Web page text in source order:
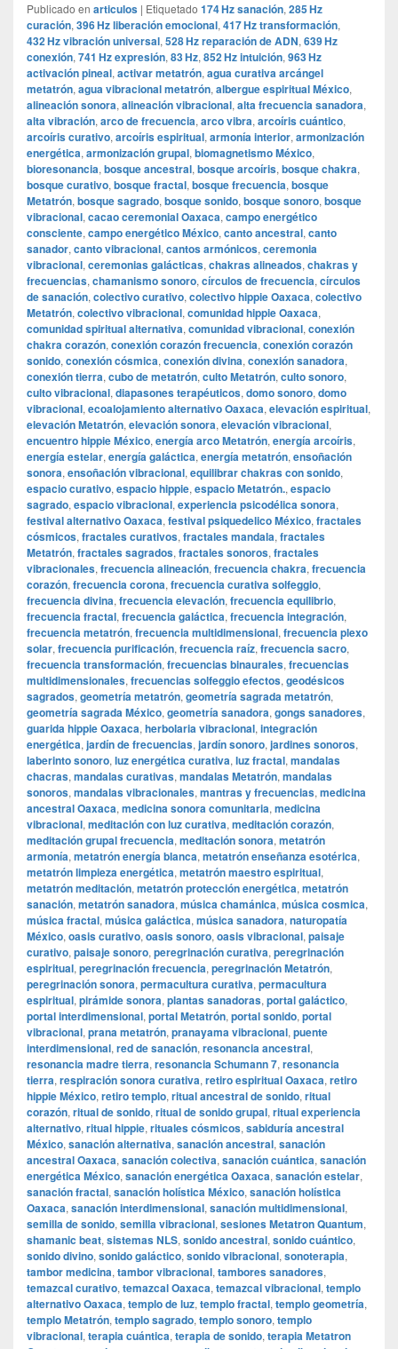
Publicado en articulos | Etiquetado 174 Hz sanación, 285 Hz
curación, 396 Hz liberación emocional, 417 Hz transformación,
432 Hz vibración universal, 528 Hz reparación de ADN, 639 Hz
conexión, 741 Hz expresión, 83 Hz, 852 Hz intuición, 963 Hz
activación pineal, activar metatrón, agua curativa arcángel
metatrón, agua vibracional metatrón, albergue espiritual México,
alineación sonora, alineación vibracional, alta frecuencia sanadora,
alta vibración, arco de frecuencia, arco vibra, arcoíris cuántico,
arcoíris curativo, arcoíris espiritual, armonía interior, armonización
energética, armonización grupal, biomagnetismo México,
bioresonancia, bosque ancestral, bosque arcoíris, bosque chakra,
bosque curativo, bosque fractal, bosque frecuencia, bosque
Metatrón, bosque sagrado, bosque sonido, bosque sonoro, bosque
vibracional, cacao ceremonial Oaxaca, campo energético
consciente, campo energético México, canto ancestral, canto
sanador, canto vibracional, cantos armónicos, ceremonia
vibracional, ceremonias galácticas, chakras alineados, chakras y
frecuencias, chamanismo sonoro, círculos de frecuencia, círculos
de sanación, colectivo curativo, colectivo hippie Oaxaca, colectivo
Metatrón, colectivo vibracional, comunidad hippie Oaxaca,
comunidad spiritual alternativa, comunidad vibracional, conexión
chakra corazón, conexión corazón frecuencia, conexión corazón
sonido, conexión cósmica, conexión divina, conexión sanadora,
conexión tierra, cubo de metatrón, culto Metatrón, culto sonoro,
culto vibracional, diapasones terapéuticos, domo sonoro, domo
vibracional, ecoalojamiento alternativo Oaxaca, elevación espiritual,
elevación Metatrón, elevación sonora, elevación vibracional,
encuentro hippie México, energía arco Metatrón, energía arcoíris,
energía estelar, energía galáctica, energía metatrón, ensoñación
sonora, ensoñación vibracional, equilibrar chakras con sonido,
espacio curativo, espacio hippie, espacio Metatrón., espacio
sagrado, espacio vibracional, experiencia psicodélica sonora,
festival alternativo Oaxaca, festival psiquedelico México, fractales
cósmicos, fractales curativos, fractales mandala, fractales
Metatrón, fractales sagrados, fractales sonoros, fractales
vibracionales, frecuencia alineación, frecuencia chakra, frecuencia
corazón, frecuencia corona, frecuencia curativa solfeggio,
frecuencia divina, frecuencia elevación, frecuencia equilibrio,
frecuencia fractal, frecuencia galáctica, frecuencia integración,
frecuencia metatrón, frecuencia multidimensional, frecuencia plexo
solar, frecuencia purificación, frecuencia raíz, frecuencia sacro,
frecuencia transformación, frecuencias binaurales, frecuencias
multidimensionales, frecuencias solfeggio efectos, geodésicos
sagrados, geometría metatrón, geometría sagrada metatrón,
geometría sagrada México, geometría sanadora, gongs sanadores,
guarida hippie Oaxaca, herbolaria vibracional, integración
energética, jardín de frecuencias, jardín sonoro, jardines sonoros,
laberinto sonoro, luz energética curativa, luz fractal, mandalas
chacras, mandalas curativas, mandalas Metatrón, mandalas
sonoros, mandalas vibracionales, mantras y frecuencias, medicina
ancestral Oaxaca, medicina sonora comunitaria, medicina
vibracional, meditación con luz curativa, meditación corazón,
meditación grupal frecuencia, meditación sonora, metatrón
armonía, metatrón energía blanca, metatrón enseñanza esotérica,
metatrón limpieza energética, metatrón maestro espiritual,
metatrón meditación, metatrón protección energética, metatrón
sanación, metatrón sanadora, música chamánica, música cosmica,
música fractal, música galáctica, música sanadora, naturopatía
México, oasis curativo, oasis sonoro, oasis vibracional, paisaje
curativo, paisaje sonoro, peregrinación curativa, peregrinación
espiritual, peregrinación frecuencia, peregrinación Metatrón,
peregrinación sonora, permacultura curativa, permacultura
espiritual, pirámide sonora, plantas sanadoras, portal galáctico,
portal interdimensional, portal Metatrón, portal sonido, portal
vibracional, prana metatrón, pranayama vibracional, puente
interdimensional, red de sanación, resonancia ancestral,
resonancia madre tierra, resonancia Schumann 7, resonancia
tierra, respiración sonora curativa, retiro espiritual Oaxaca, retiro
hippie México, retiro templo, ritual ancestral de sonido, ritual
corazón, ritual de sonido, ritual de sonido grupal, ritual experiencia
alternativo, ritual hippie, rituales cósmicos, sabiduría ancestral
México, sanación alternativa, sanación ancestral, sanación
ancestral Oaxaca, sanación colectiva, sanación cuántica, sanación
energética México, sanación energética Oaxaca, sanación estelar,
sanación fractal, sanación holística México, sanación holística
Oaxaca, sanación interdimensional, sanación multidimensional,
semilla de sonido, semilla vibracional, sesiones Metatron Quantum,
shamanic beat, sistemas NLS, sonido ancestral, sonido cuántico,
sonido divino, sonido galáctico, sonido vibracional, sonoterapia,
tambor medicina, tambor vibracional, tambores sanadores,
temazcal curativo, temazcal Oaxaca, temazcal vibracional, templo
alternativo Oaxaca, templo de luz, templo fractal, templo geometría,
templo Metatrón, templo sagrado, templo sonoro, templo
vibracional, terapia cuántica, terapia de sonido, terapia Metatron